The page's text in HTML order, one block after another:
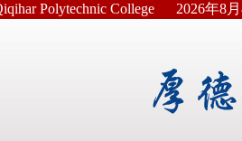
Polytechnic College 2026年8